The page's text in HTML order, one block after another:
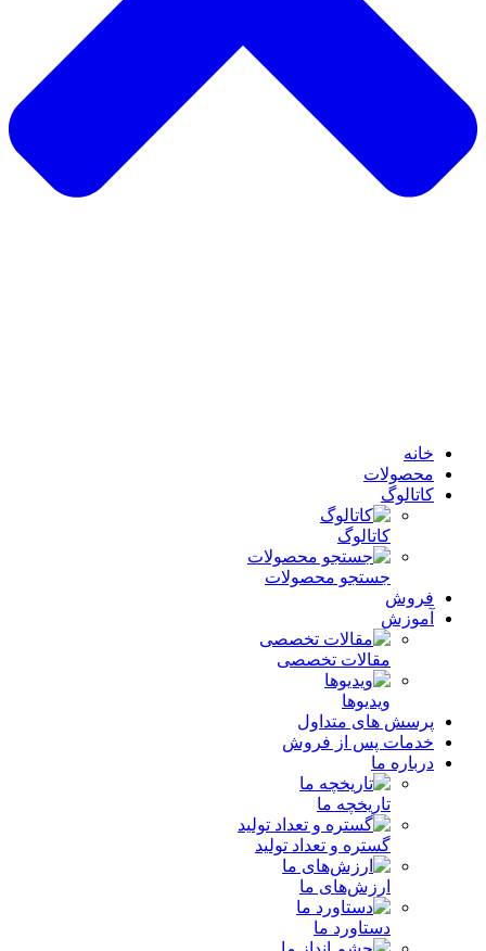
خانه
محصولات
کاتالوگ
کاتالوگ
جستجو محصولات
فروش
آموزش
مقالات تخصصی
ویدیوها
پرسش های متداول
خدمات پس از فروش
درباره ما
تاریخچه ما
گستره و تعداد تولید
ارزش‌های ما
دستاورد ما